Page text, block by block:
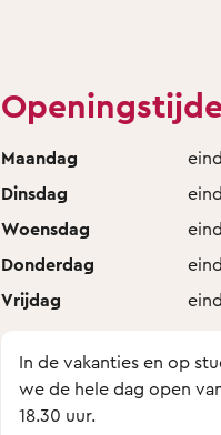
Maandag
Dinsdag
Woensdag
Donderdag
Vrijdag
In de vakanties en op
we de hele dag open
18.30 uur.